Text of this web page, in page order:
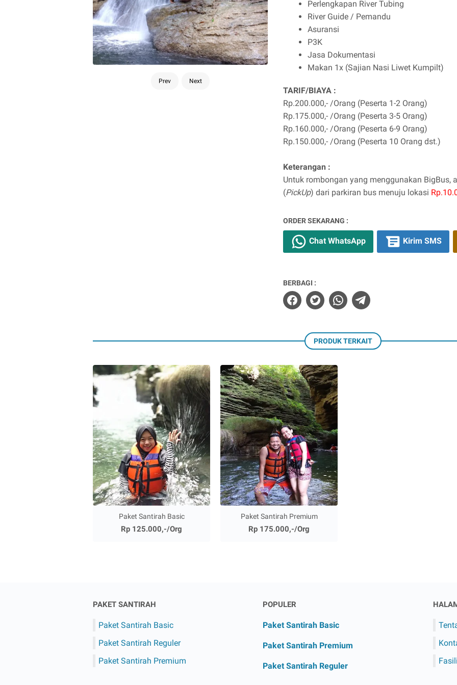
Prev Next
Perlengkapan River Tubing
River Guide / Pemandu
Asuransi
P3K
Jasa Dokumentasi
Makan 1x (Sajian Nasi Liwet Kumpilt)
TARIF/BIAYA :
Rp.200.000,- /Orang (Peserta 1-2 Orang)
Rp.175.000,- /Orang (Peserta 3-5 Orang)
Rp.160.000,- /Orang (Peserta 6-9 Orang)
Rp.150.000,- /Orang (Peserta 10 Orang dst.)
Keterangan :
Untuk rombongan yang menggunakan
(PickUp) dari parkiran bus menuju lokasi
ORDER SEKARANG :
Chat WhatsApp Kirim SMS
BERBAGI :
PRODUK TERKAIT
Paket Santirah Basic
Rp 125.000,-/Org
Paket Santirah Premium
Rp 175.000,-/Org
PAKET SANTIRAH
Paket Santirah Basic
Paket Santirah Reguler
Paket Santirah Premium
POPULER
Paket Santirah Basic
Paket Santirah Premium
Paket Santirah Reguler